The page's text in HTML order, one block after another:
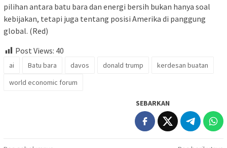
pilihan antara batu bara dan energi bersih bukan hanya soal
kebijakan, tetapi juga tentang posisi Amerika di panggung
global. (Red)
Post Views: 40
ai Batu bara davos donald trump
kerdesan buatan
world economic forum
SEBARKAN